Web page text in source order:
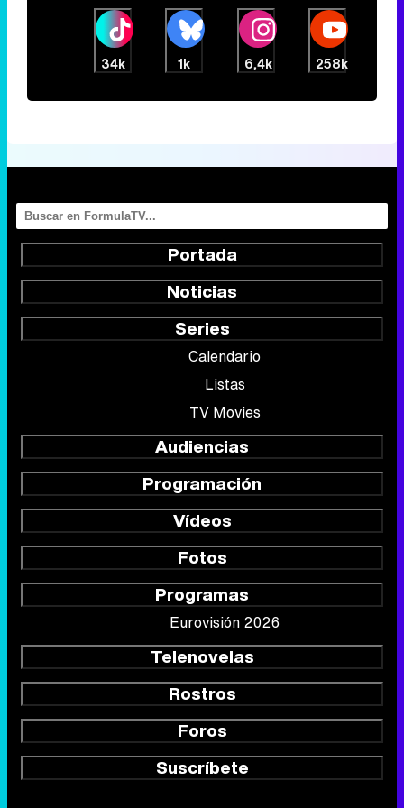
34k 1k 6,4k 258k
Portada
Noticias
Series
Calendario
Listas
TV Movies
Audiencias
Programación
Vídeos
Fotos
Programas
Eurovisión 2026
Telenovelas
Rostros
Foros
Suscríbete